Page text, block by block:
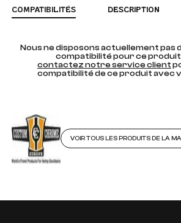
COMPATIBILITÉS DESCRIPTION
Nous ne disposons actuellement pas
compatibilité pour ce
contactez notre service client
compatibilité de ce produit avec
VOIR TOUS LES PRODUITS DE LA